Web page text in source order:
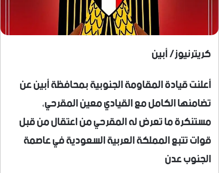
كريترنيوز/ أبين
أعلنت قيادة المقاومة الجنوبية بمحافظة أبين عن
تضامنها الكامل مع القيادي معين المقرحي،
مستنكرة ما تعرض له المقرحي من اعتقال من قبل
قوات تتبع المملكة العربية السعودية في عاصمة
الجنوب عدن